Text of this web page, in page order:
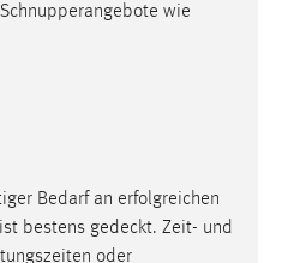
wie
Bedarf an erfolgreichen
bestens gedeckt. Zeit- und
oder